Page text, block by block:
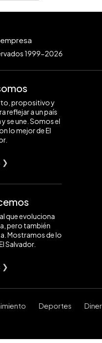
1999-2026
propositivo y
reflejar a un país
se une. Somos el
lo mejor de El
❯
que evoluciona
pero también
Mostramos de lo
Salvador.
❯
Deportes